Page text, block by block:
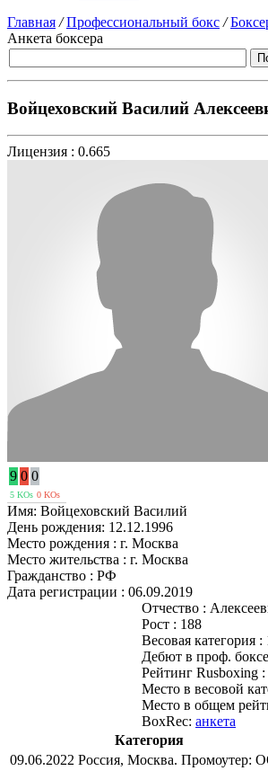
Главная / Профессиональный бокс /
Анкета боксера
Войцеховский Василий
Лицензия : 0.665
9 0 0
5 KOs 0 KOs
Имя: Войцеховский Василий
День рождения: 12.12.1996
Место рождения : г. Москва
Место жительства : г. Москва
Гражданство : РФ
Дата регистрации : 06.09.2019
Отчество :
Рост : 188
Весовая категория :
Дебют в проф.
Рейтинг Rusboxing :
Место в весовой
Место в общем
BoxRec: анкета
Категория
09.06.2022 Россия, Москва. Промоутер: